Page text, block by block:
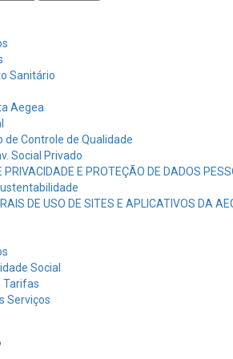
Sanitário
Aegea
de Controle de Qualidade
Social Privado
PRIVACIDADE E PROTEÇÃO DE DADOS
DE USO DE SITES E APLICATIVOS DA
Social
Tarifas
Serviços